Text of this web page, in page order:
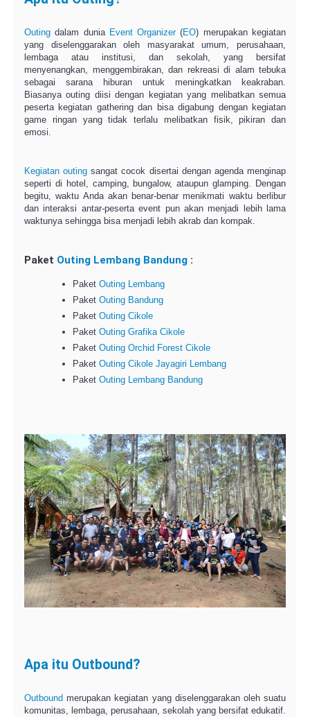
Outing dalam dunia Event Organizer(EO) merupakan kegiatan
yang diselenggarakan oleh masyarakat umum, perusahaan,
lembaga atau institusi, dan sekolah, yang bersifat
menyenangkan, menggembirakan, dan rekreasi di alam tebuka
sebagai sarana hiburan untuk meningkatkan keakraban.
Biasanya outing diisi dengan kegiatan yang melibatkan semua
peserta kegiatan gathering dan bisa digabung dengan kegiatan
game ringan yang tidak terlalu melibatkan fisik, pikiran dan
emosi.
Kegiatan outing sangat cocok disertai dengan agenda menginap
seperti di hotel, camping, bungalow, ataupun glamping. Dengan
begitu, waktu Anda akan benar-benar menikmati waktu berlibur
dan interaksi antar-peserta event pun akan menjadi lebih lama
waktunya sehingga bisa menjadi lebih akrab dan kompak.
Paket Outing Lembang Bandung :
Paket Outing Lembang
Paket Outing Bandung
Paket Outing Cikole
Paket Outing Grafika Cikole
Paket Outing Orchid Forest Cikole
Paket Outing Cikole Jayagiri Lembang
Paket Outing Lembang Bandung
Apa itu Outbound?
Outbound merupakan kegiatan yang diselenggarakan oleh suatu
komunitas, lembaga, perusahaan, sekolah yang bersifat edukatif.